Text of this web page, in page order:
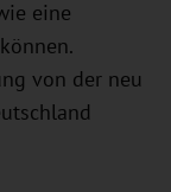
eine
von der neu